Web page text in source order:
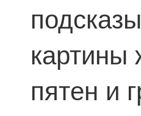
картины
пятен и